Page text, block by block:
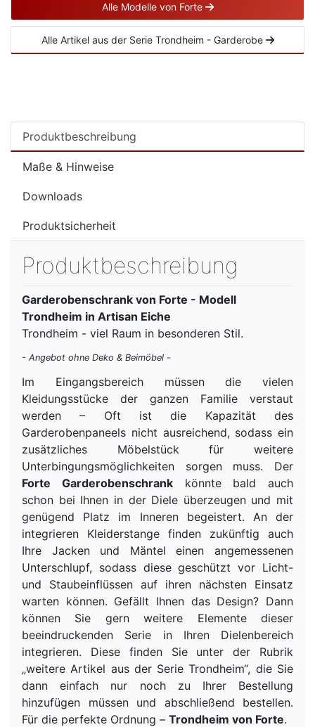
Alle Modelle von Forte
Alle Artikel aus der Serie Trondheim - Garderobe
Produktbeschreibung
Maße & Hinweise
Downloads
Produktsicherheit
Produktbeschreibung
Garderobenschrank von Forte - Modell
Trondheim in Artisan Eiche
Trondheim - viel Raum in besonderen Stil.
- Angebot ohne Deko & Beimöbel -
Im Eingangsbereich müssen die vielen
Kleidungsstücke der ganzen Familie verstaut
werden – Oft ist die Kapazität des
Garderobenpaneels nicht ausreichend, sodass ein
zusätzliches Möbelstück für weitere
Unterbingungsmöglichkeiten sorgen muss. Der
Forte Garderobenschrankkönnte bald auch
schon bei Ihnen in der Diele überzeugen und mit
genügend Platz im Inneren begeistert. An der
integrieren Kleiderstange finden zukünftig auch
Ihre Jacken und Mäntel einen angemessenen
Unterschlupf, sodass diese geschützt vor Licht-
und Staubeinflüssen auf ihren nächsten Einsatz
warten können. Gefällt Ihnen das Design? Dann
können Sie gern weitere Elemente dieser
beeindruckenden Serie in Ihren Dielenbereich
integrieren. Diese finden Sie unter der Rubrik
„weitere Artikel aus der Serie Trondheim“, die Sie
dann einfach nur noch zu Ihrer Bestellung
hinzufügen müssen und abschließend bestellen.
Für die perfekte Ordnung – Trondheim von Forte.